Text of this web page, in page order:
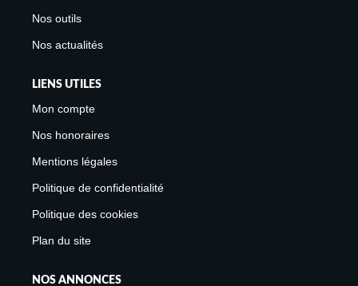
Nos outils
Nos actualités
LIENS UTILES
Mon compte
Nos honoraires
Mentions légales
Politique de confidentialité
Politique des cookies
Plan du site
NOS ANNONCES